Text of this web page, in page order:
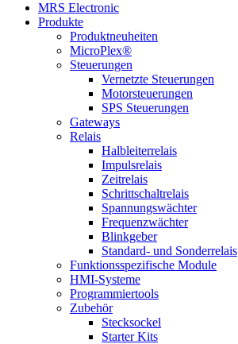
MRS Electronic
Produkte
Produktneuheiten
MicroPlex®
Steuerungen
Vernetzte Steuerungen
Motorsteuerungen
SPS Steuerungen
Gateways
Relais
Halbleiterrelais
Impulsrelais
Zeitrelais
Schrittschaltrelais
Spannungswächter
Frequenzwächter
Blinkgeber
Standard- und Sonderrelais
Funktionsspezifische Module
HMI-Systeme
Programmiertools
Zubehör
Stecksockel
Starter Kits